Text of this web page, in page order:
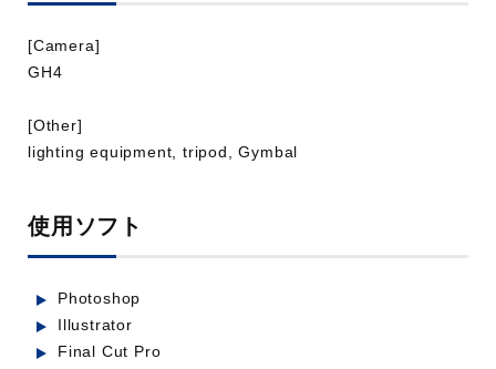
Universal Restaurant
[Camera]
GH4
[Other]
lighting equipment, tripod, Gymbal
使用ソフト
Photoshop
Illustrator
Final Cut Pro